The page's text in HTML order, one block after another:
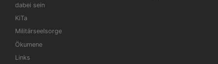
dabei sein
KiTa
Militärseelsorge
Ökumene
Links